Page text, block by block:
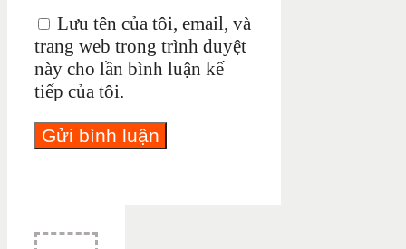
Lưu tên của tôi, email, và
trang web trong trình duyệt
này cho lần bình luận kế
tiếp của tôi.